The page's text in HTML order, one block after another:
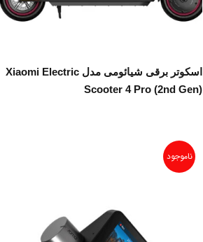
اطلاعات بیشتراسکوتر برقی شیائومی مدل Xiaomi Electric
Scooter 4 Pro (2nd Gen)
ناموجود